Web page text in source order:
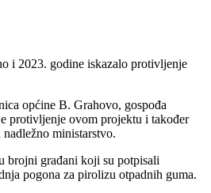
i 2023. godine iskazalo protivljenje
općine B. Grahovo, gospođa
protivljenje ovom projektu i također
ministarstvo.
brojni građani koji su potpisali
pogona za pirolizu otpadnih guma.